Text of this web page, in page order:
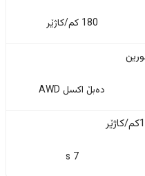
180 کم/کاژێر
دەبڵ اکسل AWD
7 s